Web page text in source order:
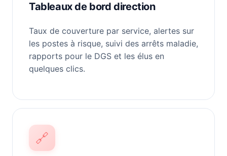
Tableaux de bord direction
Taux de couverture par service, alertes sur
les postes à risque, suivi des arrêts maladie,
rapports pour le DGS et les élus en
quelques clics.
🔗